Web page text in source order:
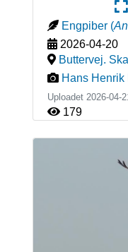
Engpiber (
2026-04-20
Buttervej.
Hans Henrik
Uploadet 2026-04-
179